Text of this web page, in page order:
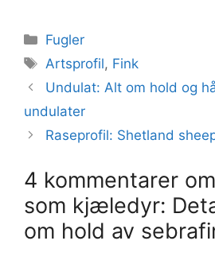
Kategorier
Fugler
Stikkord
Artsprofil, Fink
Undulat: Alt om hold og
undulater
Raseprofil: Shetland
4 kommentarer
som kjæledyr:
om hold av